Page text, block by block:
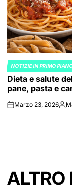
POSTED
IN
NOTIZIE IN PRIMO PIANO
Dieta e salute
pane, pasta e
onMarzo 23, 2026
ALTRO